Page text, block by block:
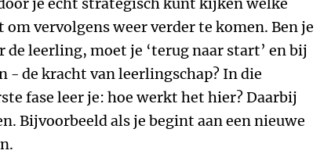
om vervolgens weer verder te komen. Ben je
de leerling, moet je ‘terug naar start’ en bij
- de kracht van leerlingschap? In die
fase leer je: hoe werkt het hier? Daarbij
Bijvoorbeeld als je begint aan een nieuwe